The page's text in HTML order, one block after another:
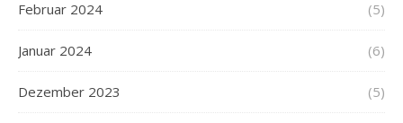
Februar 2024 (5)
Januar 2024 (6)
Dezember 2023 (5)